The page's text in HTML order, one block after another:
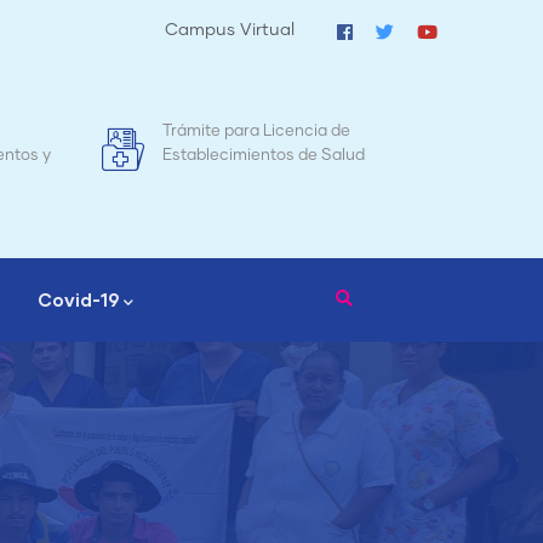
Campus Virtual
de
Salud
Mapa de Mortalidad Materna en
Nicaragua
Covid-19